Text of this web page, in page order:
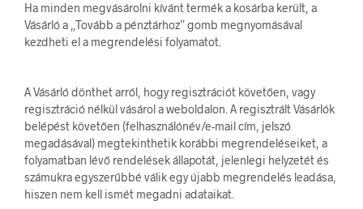
Ha minden megvásárolni kívánt termék a kosárba került, a
Vásárló a „Tovább a pénztárhoz” gomb megnyomásával
kezdheti el a megrendelési folyamatot.
A Vásárló dönthet arról, hogy regisztrációt követően, vagy
regisztráció nélkül vásárol a weboldalon. A regisztrált Vásárlók
belépést követően (felhasználónév/e-mail cím, jelszó
megadásával) megtekinthetik korábbi megrendeléseiket, a
folyamatban lévő rendelések állapotát, jelenlegi helyzetét és
számukra egyszerűbbé válik egy újabb megrendelés leadása,
hiszen nem kell ismét megadni adataikat.